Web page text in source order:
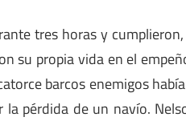
tres horas y
su propia vida en el
barcos enemigos
pérdida de un navío.